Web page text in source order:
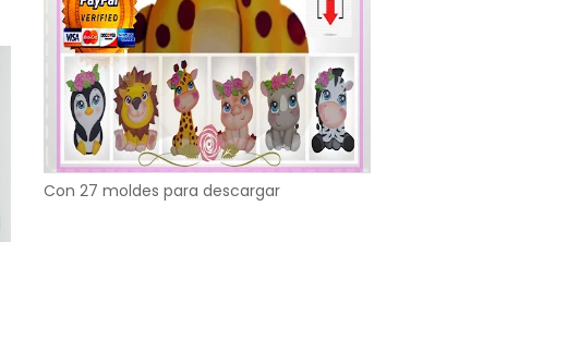
Con 27 moldes para descargar